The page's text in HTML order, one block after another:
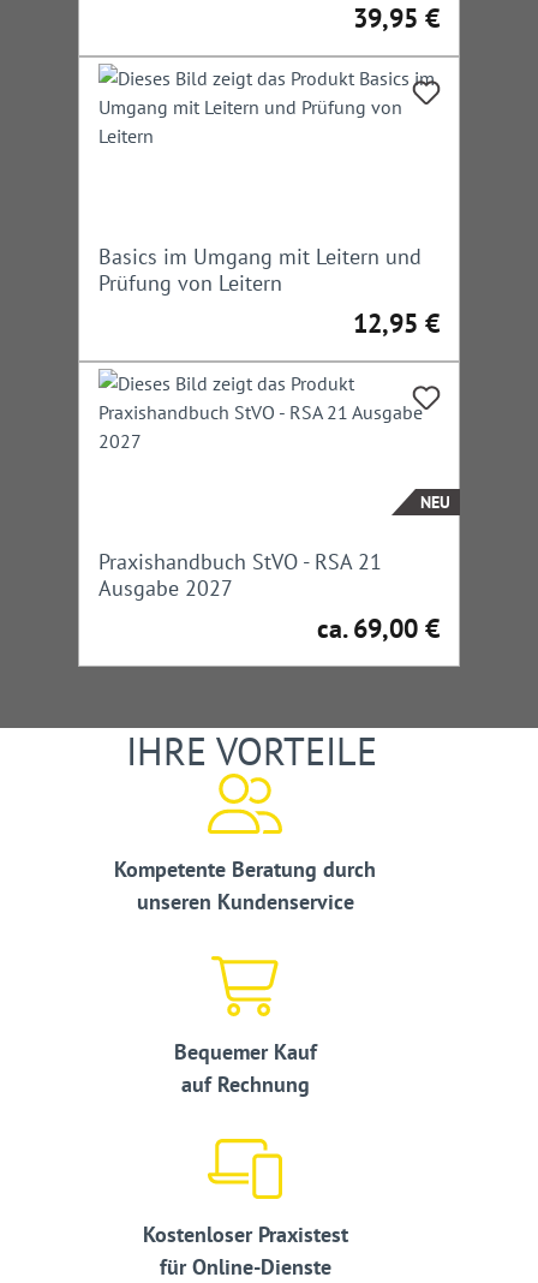
Regulärer Preis:
39,95 €
Basics im Umgang mit Leitern und
Prüfung von Leitern
Regulärer Preis:
12,95 €
NEU
Praxishandbuch StVO - RSA 21
Ausgabe 2027
Regulärer Preis:
ca. 69,00 €
IHRE VORTEILE
Kompetente Beratung durch
unseren Kundenservice
Bequemer Kauf
auf Rechnung
Kostenloser Praxistest
für Online-Dienste